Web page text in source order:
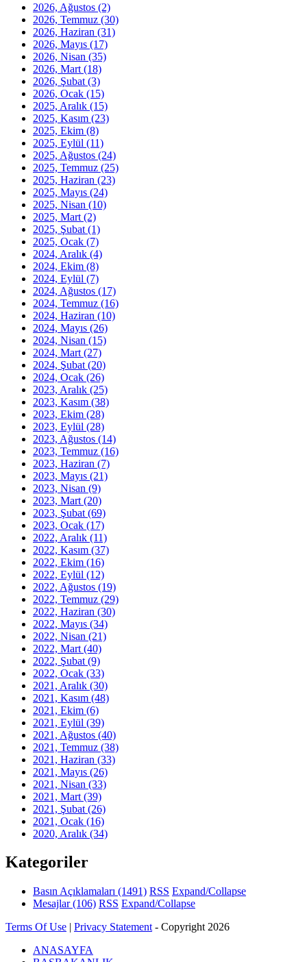
2026, Ağustos (2)
2026, Temmuz (30)
2026, Haziran (31)
2026, Mayıs (17)
2026, Nisan (35)
2026, Mart (18)
2026, Şubat (3)
2026, Ocak (15)
2025, Aralık (15)
2025, Kasım (23)
2025, Ekim (8)
2025, Eylül (11)
2025, Ağustos (24)
2025, Temmuz (25)
2025, Haziran (23)
2025, Mayıs (24)
2025, Nisan (10)
2025, Mart (2)
2025, Şubat (1)
2025, Ocak (7)
2024, Aralık (4)
2024, Ekim (8)
2024, Eylül (7)
2024, Ağustos (17)
2024, Temmuz (16)
2024, Haziran (10)
2024, Mayıs (26)
2024, Nisan (15)
2024, Mart (27)
2024, Şubat (20)
2024, Ocak (26)
2023, Aralık (25)
2023, Kasım (38)
2023, Ekim (28)
2023, Eylül (28)
2023, Ağustos (14)
2023, Temmuz (16)
2023, Haziran (7)
2023, Mayıs (21)
2023, Nisan (9)
2023, Mart (20)
2023, Şubat (69)
2023, Ocak (17)
2022, Aralık (11)
2022, Kasım (37)
2022, Ekim (16)
2022, Eylül (12)
2022, Ağustos (19)
2022, Temmuz (29)
2022, Haziran (30)
2022, Mayıs (34)
2022, Nisan (21)
2022, Mart (40)
2022, Şubat (9)
2022, Ocak (33)
2021, Aralık (30)
2021, Kasım (48)
2021, Ekim (6)
2021, Eylül (39)
2021, Ağustos (40)
2021, Temmuz (38)
2021, Haziran (33)
2021, Mayıs (26)
2021, Nisan (33)
2021, Mart (39)
2021, Şubat (26)
2021, Ocak (16)
2020, Aralık (34)
Kategoriler
Basın Açıklamaları (1491) RSS Expand/Collapse
Mesajlar(106) RSS Expand/Collapse
Terms Of Use | Privacy Statement - Copyright 2026
ANASAYFA